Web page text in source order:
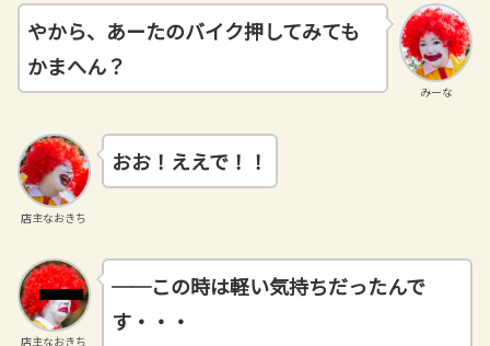
みーな
やから、あーたのバイク押してみても
かまへん？
店主なおきち
おお！ええで！！
店主なおきち
──この時は軽い気持ちだったんで
す・・・